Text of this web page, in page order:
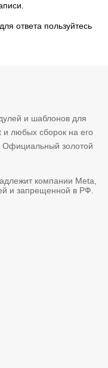
ответа пользуйтесь
и шаблонов для
и любых сборок на его
Официальный золотой
компании Meta,
и запрещенной в РФ.